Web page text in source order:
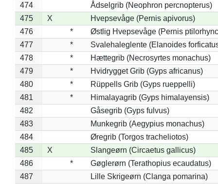
474
Ådselgrib (Neophron percnopterus)
475
X
Hvepsevåge (Pernis apivorus)
476
*
Østlig Hvepsevåge (Pernis
477
*
Svalehaleglente (Elanoides
478
*
Hættegrib (Necrosyrtes monachus)
479
*
Hvidrygget Grib (Gyps africanus)
480
*
Rüppells Grib (Gyps rueppelli)
481
*
Himalayagrib (Gyps himalayensis)
482
Gåsegrib (Gyps fulvus)
483
Munkegrib (Aegypius monachus)
484
Øregrib (Torgos tracheliotos)
485
X
Slangeørn (Circaetus gallicus)
486
*
Gøglerørn (Terathopius ecaudatus)
487
Lille Skrigeørn (Clanga pomarina)